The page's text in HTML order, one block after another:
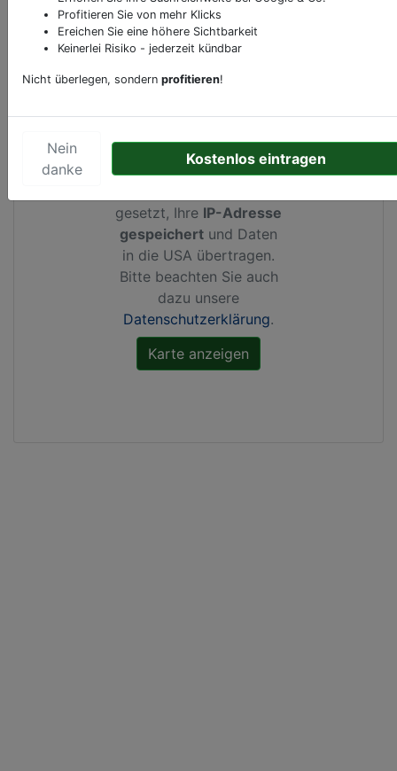
KartenansichtRudolfstraße 11in
Durch Aktivierung dieser
Karte werden von
gesetzt, Ihre IP-Adresse
gespeichert und Daten
in die USA übertragen.
Bitte beachten Sie auch
dazu unsere
Datenschutzerklärung.
Profitieren Sie von mehr Klicks
Ereichen Sie eine höhere Sichtbarkeit
Keinerlei Risiko - jederzeit kündbar
Nicht überlegen, sondern profitieren!
Nein
danke
Kostenlos eintragen